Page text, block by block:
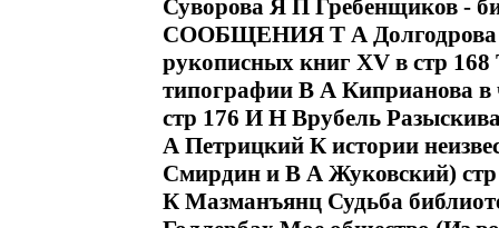
Суворова Я П Гребенщиков -
СООБЩЕНИЯ Т А Долгодрова О
рукописных книг XV в стр
типографии В А Киприанова
стр 176 И Н Врубель
А Петрицкий К истории
Смирдин и В А Жуковский)
К Мазманъянц Судьба